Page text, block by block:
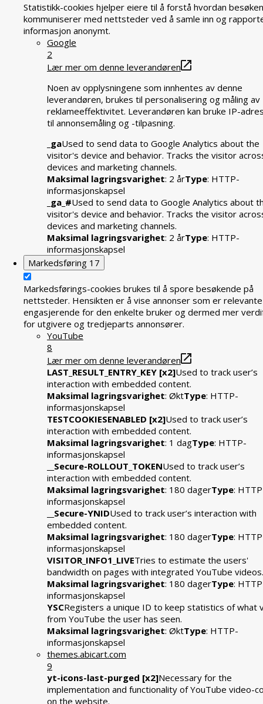
Statistikk-cookies hjelper eiere til å forstå hvordan
kommuniserer med nettsteder ved å samle inn og
informasjon anonymt.
Google
2
Lær mer om denne leverandøren
Noen av opplysningene som innhentes av denne
leverandøren, brukes til personalisering og måling av
reklameeffektivitet. Leverandøren kan bruke IP-
til annonsemåling og -tilpasning.
_gaUsed to send data to Google Analytics about the
visitor's device and behavior. Tracks the visitor
devices and marketing channels.
Maksimal lagringsvarighet: 2 årType: HTTP-
informasjonskapsel
_ga_#Used to send data to Google Analytics about
visitor's device and behavior. Tracks the visitor
devices and marketing channels.
Maksimal lagringsvarighet: 2 årType: HTTP-
informasjonskapsel
Markedsføring 17
Markedsførings-cookies brukes til å spore besøkende på
nettsteder. Hensikten er å vise annonser som er
engasjerende for den enkelte bruker og dermed mer
for utgivere og tredjeparts annonsører.
YouTube
8
Lær mer om denne leverandøren
LAST_RESULT_ENTRY_KEY [x2]Used to track user’s
interaction with embedded content.
Maksimal lagringsvarighet: ØktType: HTTP-
informasjonskapsel
TESTCOOKIESENABLED [x2]Used to track user’s
interaction with embedded content.
Maksimal lagringsvarighet: 1 dagType: HTTP-
informasjonskapsel
__Secure-ROLLOUT_TOKENUsed to track user’s
interaction with embedded content.
Maksimal lagringsvarighet: 180 dagerType:
informasjonskapsel
__Secure-YNIDUsed to track user’s interaction with
embedded content.
Maksimal lagringsvarighet: 180 dagerType:
informasjonskapsel
VISITOR_INFO1_LIVETries to estimate the users'
bandwidth on pages with integrated YouTube videos.
Maksimal lagringsvarighet: 180 dagerType:
informasjonskapsel
YSCRegisters a unique ID to keep statistics of what
from YouTube the user has seen.
Maksimal lagringsvarighet: ØktType: HTTP-
informasjonskapsel
themes.abicart.com
9
yt-icons-last-purged [x2]Necessary for the
implementation and functionality of YouTube video-
on the website.